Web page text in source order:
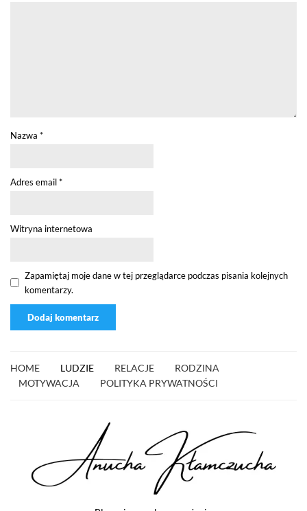
Nazwa *
Adres email*
Witryna internetowa
Zapamiętaj moje dane w tej przeglądarce podczas pisania kolejnych
komentarzy.
HOME LUDZIE RELACJE
RODZINA
MOTYWACJA
POLITYKA PRYWATNOŚCI